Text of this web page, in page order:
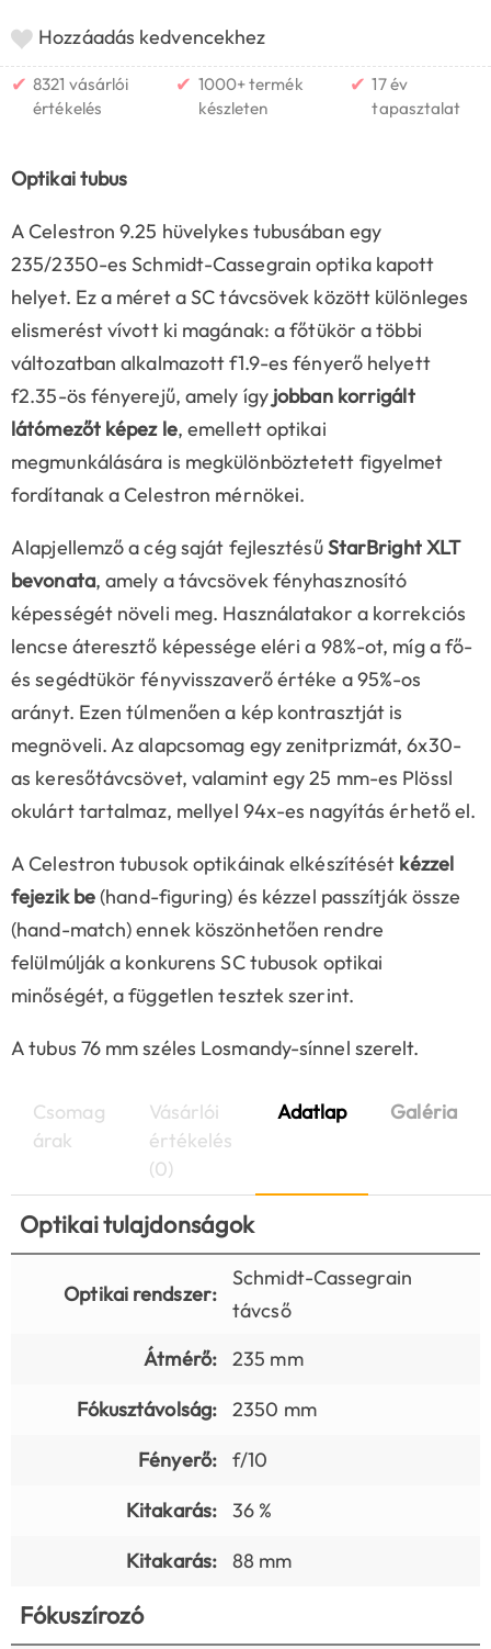
Hozzáadás kedvencekhez
✔ 8321 vásárlói
értékelés
✔ 1000+ termék
készleten
✔ 17 év
tapasztalat
Optikai tubus
A Celestron 9.25 hüvelykes tubusában egy
235/2350-es Schmidt-Cassegrain optika kapott
helyet. Ez a méret a SC távcsövek között különleges
elismerést vívott ki magának: a főtükör a többi
változatban alkalmazott f1.9-es fényerő helyett
f2.35-ös fényerejű, amely így jobban korrigált
látómezőt képez le, emellett optikai
megmunkálására is megkülönböztetett figyelmet
fordítanak a Celestron mérnökei.
Alapjellemző a cég saját fejlesztésűStarBright XLT
bevonata, amely a távcsövek fényhasznosító
képességét növeli meg. Használatakor a korrekciós
lencse áteresztő képessége eléri a 98%-ot, míg a fő-
és segédtükör fényvisszaverő értéke a 95%-os
arányt. Ezen túlmenően a kép kontrasztját is
megnöveli. Az alapcsomag egy zenitprizmát, 6x30-
as keresőtávcsövet, valamint egy 25 mm-es Plössl
okulárt tartalmaz, mellyel 94x-es nagyítás érhető el.
A Celestron tubusok optikáinak elkészítését kézzel
fejezik be(hand-figuring) és kézzel passzítják össze
(hand-match) ennek köszönhetően rendre
felülmúlják a konkurens SC tubusok optikai
minőségét, a független tesztek szerint.
A tubus 76 mm széles Losmandy-sínnel szerelt.
Csomag
árak
Vásárlói
értékelés
(0)
Adatlap Galéria
Optikai tulajdonságok
Optikai rendszer:
Schmidt-Cassegrain
távcső
Átmérő:
235 mm
Fókusztávolság:
2350 mm
Fényerő:
f/10
Kitakarás:
36 %
Kitakarás:
88 mm
Fókuszírozó